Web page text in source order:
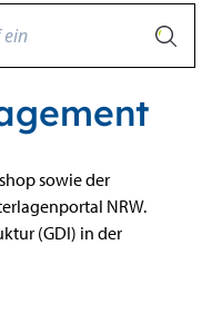
sowie der
NRW.
(GDI) in der